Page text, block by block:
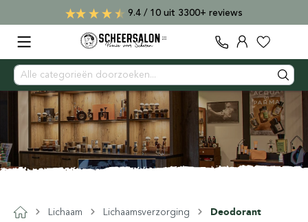
9.4 / 10 uit 3300+ reviews
Lichaam Lichaamsverzorging Deodorant